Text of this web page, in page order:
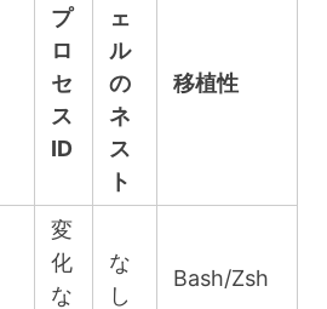
プ
ロ
セ
ス
ID
ェ
ル
の
ネ
ス
ト
移植性
変
化
な
な
し
Bash/Zsh